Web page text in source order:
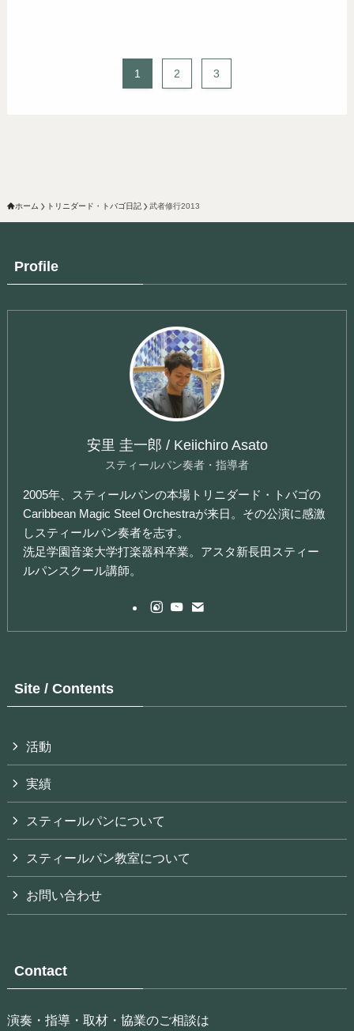
1 2 3
ホーム トリニダード・トバゴ日記 武者修行2013
Profile
安里 圭一郎 / Keiichiro Asato
スティールパン奏者・指導者
2005年、スティールパンの本場トリニダード・トバゴの
Caribbean Magic Steel Orchestraが来日。その公演に感激
しスティールパン奏者を志す。
洗足学園音楽大学打楽器科卒業。アスタ新長田スティー
ルパンスクール講師。
Site / Contents
活動
実績
スティールパンについて
スティールパン教室について
お問い合わせ
Contact
演奏・指導・取材・協業のご相談は